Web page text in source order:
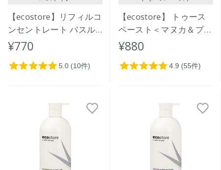
【ecostore】リフィルコ
ンセントレート バスル
ームクリーナー＜シトラ
¥770
【ecostore】 トゥース
ペースト＜マヌカ＆プロ
ポリス＞100ｇ
¥880